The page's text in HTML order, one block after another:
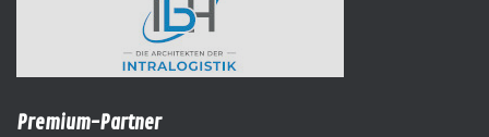
Premium-Partner